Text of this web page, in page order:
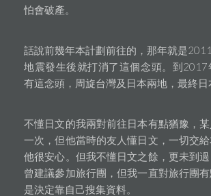
怕會破產。
話說前幾年本計劃前往的，那年就是
地震發生後就打消了這個念頭。到2017
有這念頭，周旋台灣及日本兩地，最終日
不懂日文的我兩對前往日本有點猶豫，
一次，但他當時的友人懂日文，一切交
他很安心。但我不懂日文之餘，更未到
曾建議參加旅行團，但我一直對旅行團
是決定靠自己搜集資料。